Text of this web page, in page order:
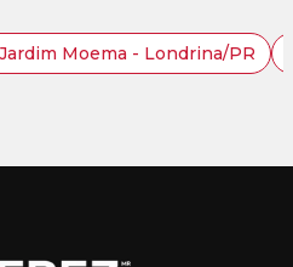
Moema - Londrina/PR